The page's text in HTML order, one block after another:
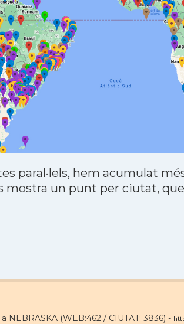
paral·lels, hem acumulat
mostra un punt per ciutat,
NEBRASKA (WEB:462 / CIUTAT: 3836) -